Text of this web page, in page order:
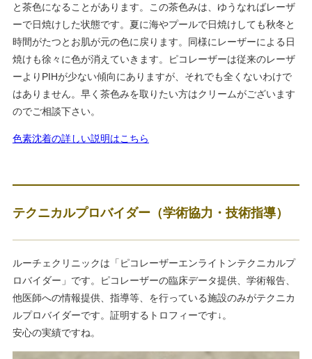
と茶色になることがあります。この茶色みは、ゆうなればレーザ
ーで日焼けした状態です。夏に海やプールで日焼けしても秋冬と
時間がたつとお肌が元の色に戻ります。同様にレーザーによる日
焼けも徐々に色が消えていきます。ピコレーザーは従来のレーザ
ーよりPIHが少ない傾向にありますが、それでも全くないわけで
はありません。早く茶色みを取りたい方はクリームがございます
のでご相談下さい。
色素沈着の詳しい説明はこちら
テクニカルプロバイダー（学術協力・技術指導）
ルーチェクリニックは「ピコレーザーエンライトンテクニカルプ
ロバイダー」です。ピコレーザーの臨床データ提供、学術報告、
他医師への情報提供、指導等、を行っている施設のみがテクニカ
ルプロバイダーです。証明するトロフィーです↓。
安心の実績ですね。